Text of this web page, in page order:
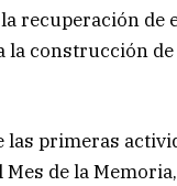
recuperación de
la construcción
las primeras
Mes de la